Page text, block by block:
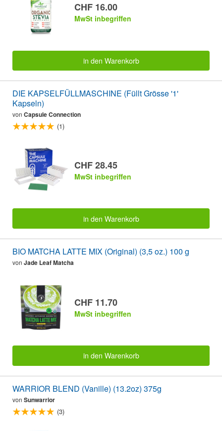
CHF 16.00
MwSt inbegriffen
in den Warenkorb
DIE KAPSELFÜLLMASCHINE (Füllt Grösse '1'
Kapseln)
von Capsule Connection
(1)
CHF 28.45
MwSt inbegriffen
in den Warenkorb
BIO MATCHA LATTE MIX (Original) (3,5 oz.) 100 g
von Jade Leaf Matcha
CHF 11.70
MwSt inbegriffen
in den Warenkorb
WARRIOR BLEND (Vanille) (13.2oz) 375g
von Sunwarrior
(3)